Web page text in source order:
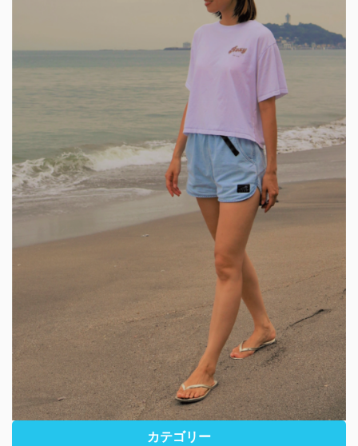
カテゴリー